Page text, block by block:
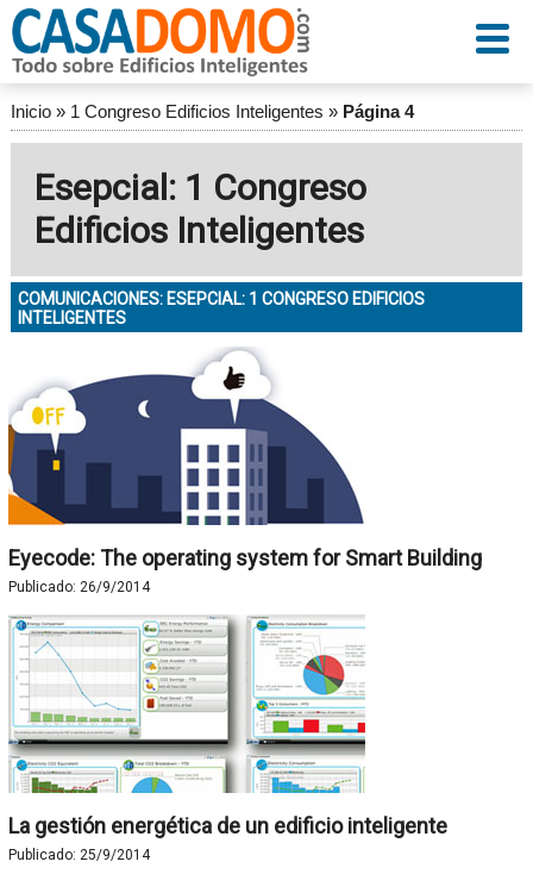
Inicio» 1 Congreso Edificios Inteligentes » Página 4
Esepcial: 1 Congreso
Edificios Inteligentes
COMUNICACIONES: ESEPCIAL: 1 CONGRESO EDIFICIOS
INTELIGENTES
Eyecode: The operating system for Smart Building
Publicado: 26/9/2014
La gestión energética de un edificio inteligente
Publicado: 25/9/2014